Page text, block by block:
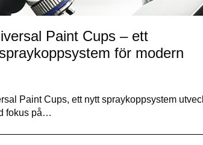
Paint Cups – ett
för modern
Paint Cups, ett nytt spraykoppsystem
fokus på…